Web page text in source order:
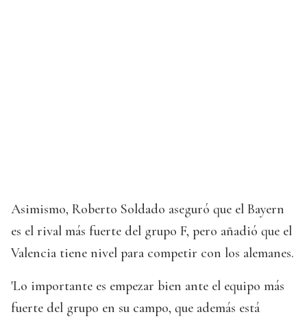
Asimismo, Roberto Soldado aseguró que el Bayern
es el rival más fuerte del grupo F, pero añadió que el
Valencia tiene nivel para competir con los alemanes.
'Lo importante es empezar bien ante el equipo más
fuerte del grupo en su campo, que además está